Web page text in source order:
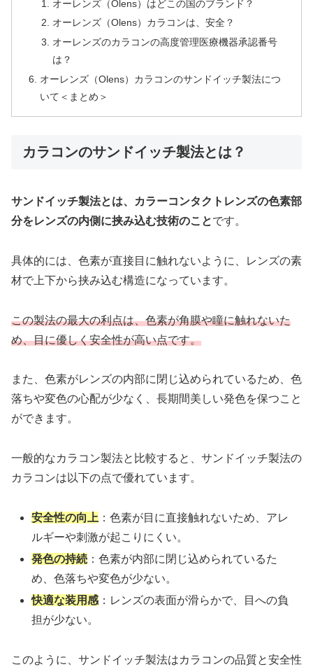
オーレンズ（Olens）はどこの国のブランド？
オーレンズ（Olens）カラコンは、安全？
オーレンズのカラコンの高度管理医療機器承認番号
は？
オーレンズ（Olens）カラコンのサンドイッチ製法につ
いて＜まとめ＞
カラコンのサンドイッチ製法とは？
サンドイッチ製法とは、カラーコンタクトレンズの色素部
分をレンズの内側に挟み込む技術のことです。
具体的には、色素が直接目に触れないように、レンズの素
材で上下から挟み込む構造になっています。
この製法の最大の利点は、色素が角膜や瞳に触れないた
め、目に優しく安全性が高い点です。
また、色素がレンズの内部に閉じ込められているため、色
落ちや変色の心配が少なく、長期間美しい発色を保つこと
ができます。
一般的なカラコン製法と比較すると、サンドイッチ製法の
カラコンは以下の点で優れています。
安全性の向上 ：色素が目に直接触れないため、アレ
ルギーや刺激が起こりにくい。
発色の持続 ：色素が内部に閉じ込められているた
め、色落ちや変色が少ない。
快適な装用感 ：レンズの表面が滑らかで、目への負
担が少ない。
このように、サンドイッチ製法はカラコンの品質と安全性